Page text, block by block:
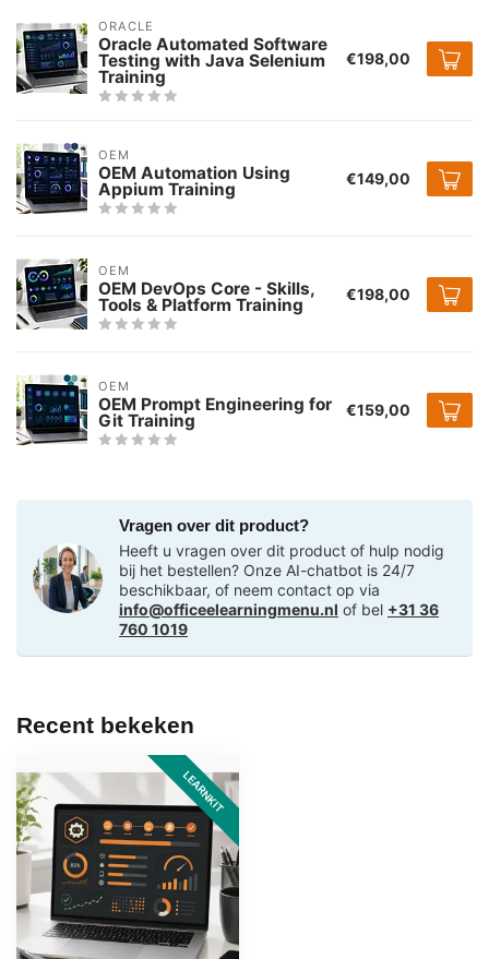
ORACLE
Oracle Automated Software
Testing with Java Selenium
Training
€198,00
OEM
OEM Automation Using
Appium Training €149,00
OEM
OEM DevOps Core - Skills,
Tools & Platform Training €198,00
OEM
OEM Prompt Engineering for
Git Training €159,00
Vragen over dit product?
Heeft u vragen over dit product of hulp nodig
bij het bestellen? Onze AI-chatbot is 24/7
beschikbaar, of neem contact op via
info@officeelearningmenu.nl of bel +31 36
760 1019
Recent bekeken
LEARNKIT